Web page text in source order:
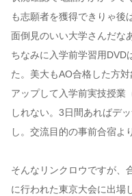
も志願者を獲得できりゃ後
面倒見のいい大学さんだな
ちなみに入学前学習用DVD
た。美大もAO合格した方
アップして入学前実技授業
しれない。3日間あればデ
し。交流目的の事前合宿よ
そんなリンクロウですが、
に行われた東京大会に出場